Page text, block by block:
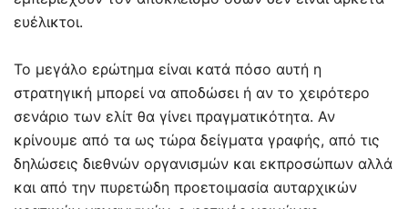
ευέλικτοι.
Το μεγάλο ερώτημα είναι κατά πόσο αυτή η
στρατηγική μπορεί να αποδώσει ή αν το χειρότερο
σενάριο των ελίτ θα γίνει πραγματικότητα. Αν
κρίνουμε από τα ως τώρα δείγματα γραφής, από τις
δηλώσεις διεθνών οργανισμών και εκπροσώπων αλλά
και από την πυρετώδη προετοιμασία αυταρχικών